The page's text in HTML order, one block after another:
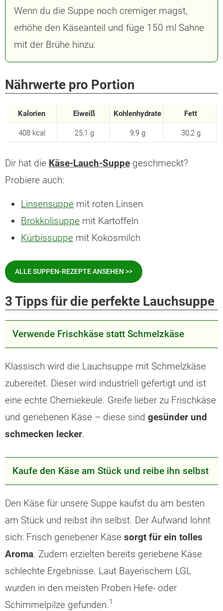
Wenn du die Suppe noch cremiger magst,
erhöhe den Käseanteil und füge 150 ml Sahne
mit der Brühe hinzu.
Nährwerte pro Portion
Kalorien Eiweiß Kohlenhydrate Fett
408 kcal 25,1 g 9,9 g 30,2 g
Dir hat die Käse-Lauch-Suppe geschmeckt?
Probiere auch:
Linsensuppe mit roten Linsen
Brokkolisuppe mit Kartoffeln
Kürbissuppe mit Kokosmilch
ALLE SUPPEN-REZEPTE ANSEHEN >>
3 Tipps für die perfekte Lauchsuppe
Verwende Frischkäse statt Schmelzkäse
Klassisch wird die Lauchsuppe mit Schmelzkäse
zubereitet. Dieser wird industriell gefertigt und ist
eine echte Chemiekeule. Greife lieber zu Frischkäse
und geriebenen Käse – diese sind gesünder und
schmecken lecker.
Kaufe den Käse am Stück und reibe ihn selbst
Den Käse für unsere Suppe kaufst du am besten
am Stück und reibst ihn selbst. Der Aufwand lohnt
sich: Frisch geriebener Käse sorgt für ein tolles
Aroma. Zudem erzielten bereits geriebene Käse
schlechte Ergebnisse. Laut Bayerischem LGL
wurden in den meisten Proben Hefe- oder
Schimmelpilze gefunden.1